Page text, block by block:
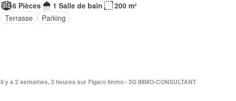
6 Pièces
1 Salle de bain
200 m²
Terrasse
Parking
Il y a 2 semaines, 3 heures sur Figaro Immo - 3G IMMO-CONSULTANT